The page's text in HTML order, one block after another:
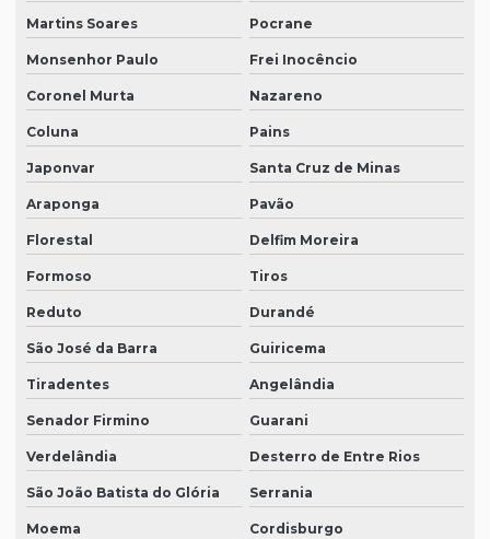
Martins Soares Pocrane
Monsenhor Paulo Frei Inocêncio
Coronel Murta Nazareno
Coluna Pains
Japonvar Santa Cruz de Minas
Araponga Pavão
Florestal Delfim Moreira
Formoso Tiros
Reduto Durandé
São José da Barra Guiricema
Tiradentes Angelândia
Senador Firmino Guarani
Verdelândia Desterro de Entre Rios
São João Batista do Glória Serrania
Moema Cordisburgo